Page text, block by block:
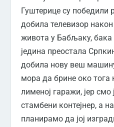
Гуштерице су победили
добила телевизор
живота у Бабљаку, бака
једина преостала
добила нову веш
мора да брине око
лименој гаражи, јер смо
стамбени контејнер, а
планирамо да јој